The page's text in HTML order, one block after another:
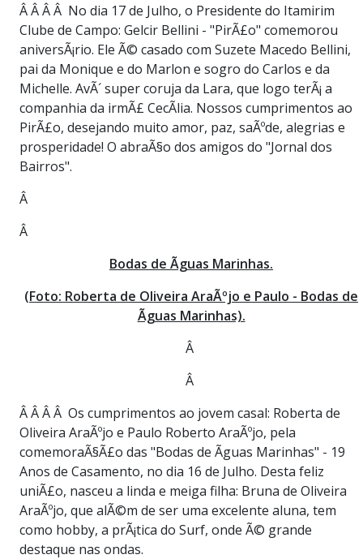
Â Â Â Â No dia 17 de Julho, o Presidente do Itamirim
Clube de Campo: Gelcir Bellini - "PirÃ£o" comemorou
aniversÃ¡rio. Ele Ã© casado com Suzete Macedo Bellini,
pai da Monique e do Marlon e sogro do Carlos e da
Michelle. AvÃ´ super coruja da Lara, que logo terÃ¡ a
companhia da irmÃ£ CecÃ­lia. Nossos cumprimentos ao
PirÃ£o, desejando muito amor, paz, saÃºde, alegrias e
prosperidade! O abraÃ§o dos amigos do "Jornal dos
Bairros".
Â
Â
Bodas de Ãguas Marinhas.
(Foto: Roberta de Oliveira AraÃºjo e Paulo - Bodas de
Ãguas Marinhas).
Â
Â
Â Â Â Â Os cumprimentos ao jovem casal: Roberta de
Oliveira AraÃºjo e Paulo Roberto AraÃºjo, pela
comemoraÃ§Ã£o das "Bodas de Ãguas Marinhas" - 19
Anos de Casamento, no dia 16 de Julho. Desta feliz
uniÃ£o, nasceu a linda e meiga filha: Bruna de Oliveira
AraÃºjo, que alÃ©m de ser uma excelente aluna, tem
como hobby, a prÃ¡tica do Surf, onde Ã© grande
destaque nas ondas.